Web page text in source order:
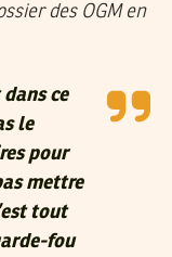
des OGM en
ce
le
pour
mettre
tout
fou